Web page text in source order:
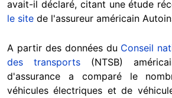
avait-il déclaré, citant une étude
le site de l'assureur américain
A partir des données du Conseil
des transports (NTSB)
d'assurance a comparé le
véhicules électriques et de